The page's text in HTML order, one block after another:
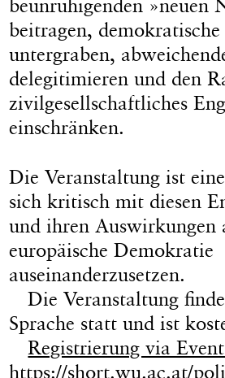
beunruhigenden »neuen
beitragen, demokratische
untergraben,
delegitimieren und den
zivilgesellschaftliches
einschränken.
Die Veranstaltung ist
sich kritisch mit diesen
und ihren Auswirkungen
europäische Demokratie
auseinanderzusetzen.
Die Veranstaltung
Sprache statt und ist
Registrierung via
https://short.wu.ac.at/